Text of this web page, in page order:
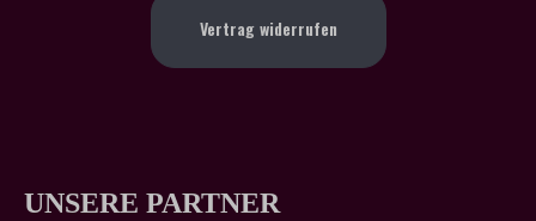
Vertrag widerrufen
UNSERE PARTNER